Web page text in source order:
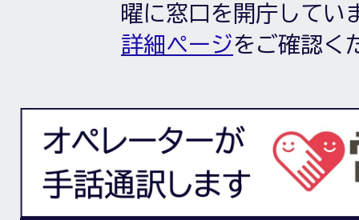
曜に窓口を開庁してい
詳細ページをご確認く